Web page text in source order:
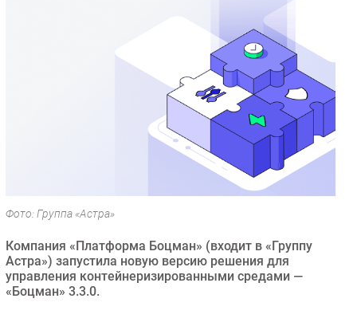
Гаджеты
Здоровье
Фото: Группа «Астра»
Компания «Платформа Боцман» (входит в «Группу
Астра») запустила новую версию решения для
управления контейнеризированными средами —
«Боцман» 3.3.0.